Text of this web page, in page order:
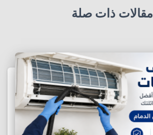
مقالات ذات صلة